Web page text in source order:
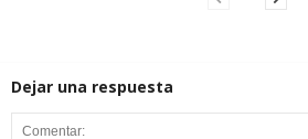
Dejar una respuesta